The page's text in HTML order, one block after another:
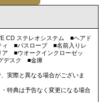
CD ステレオシステム ■ヘアド
■バスローブ ■名前入りレ
■ウオークインクローゼッ
デスク ■金庫
実際と異なる場合がございま
特典は予告なく変更になる場合